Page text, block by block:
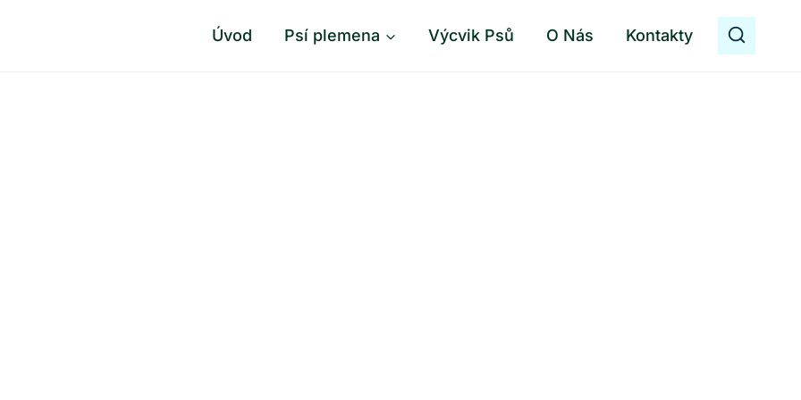
Úvod Psí plemena Výcvik Psů O Nás Kontakty